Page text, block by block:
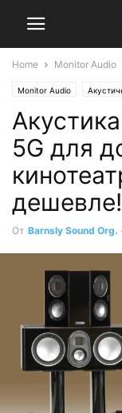
Home Monitor Audio
Monitor Audio
Новости
5G для
дешевле!
От Barnsly Sound Org.